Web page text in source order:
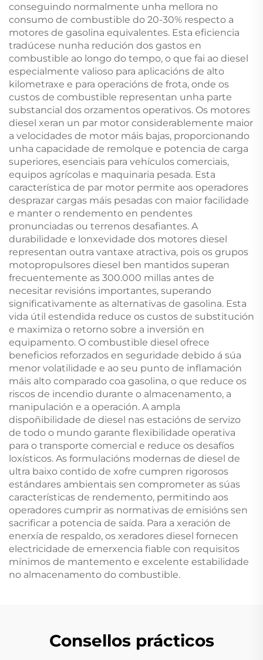
conseguindo normalmente unha mellora no
consumo de combustible do 20-30% respecto a
motores de gasolina equivalentes. Esta eficiencia
tradúcese nunha redución dos gastos en
combustible ao longo do tempo, o que fai ao diesel
especialmente valioso para aplicacións de alto
kilometraxe e para operacións de frota, onde os
custos de combustible representan unha parte
substancial dos orzamentos operativos. Os motores
diesel xeran un par motor considerablemente maior
a velocidades de motor máis bajas, proporcionando
unha capacidade de remolque e potencia de carga
superiores, esenciais para vehículos comerciais,
equipos agrícolas e maquinaria pesada. Esta
característica de par motor permite aos operadores
desprazar cargas máis pesadas con maior facilidade
e manter o rendemento en pendentes
pronunciadas ou terrenos desafiantes. A
durabilidade e lonxevidade dos motores diesel
representan outra vantaxe atractiva, pois os grupos
motopropulsores diesel ben mantidos superan
frecuentemente as 300.000 millas antes de
necesitar revisións importantes, superando
significativamente as alternativas de gasolina. Esta
vida útil estendida reduce os custos de substitución
e maximiza o retorno sobre a inversión en
equipamento. O combustible diesel ofrece
beneficios reforzados en seguridade debido á súa
menor volatilidade e ao seu punto de inflamación
máis alto comparado coa gasolina, o que reduce os
riscos de incendio durante o almacenamento, a
manipulación e a operación. A ampla
dispoñibilidade de diesel nas estacións de servizo
de todo o mundo garante flexibilidade operativa
para o transporte comercial e reduce os desafíos
loxísticos. As formulacións modernas de diesel de
ultra baixo contido de xofre cumpren rigorosos
estándares ambientais sen comprometer as súas
características de rendemento, permitindo aos
operadores cumprir as normativas de emisións sen
sacrificar a potencia de saída. Para a xeración de
enerxía de respaldo, os xeradores diesel fornecen
electricidade de emerxencia fiable con requisitos
mínimos de mantemento e excelente estabilidade
no almacenamento do combustible.
Consellos prácticos